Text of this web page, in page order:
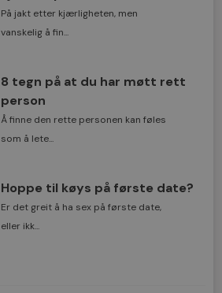
På jakt etter kjærligheten, men
vanskelig å fin...
8 tegn på at du har møtt rett
person
Å finne den rette personen kan føles
som å lete...
Hoppe til køys på første date?
Er det greit å ha sex på første date,
eller ikk...